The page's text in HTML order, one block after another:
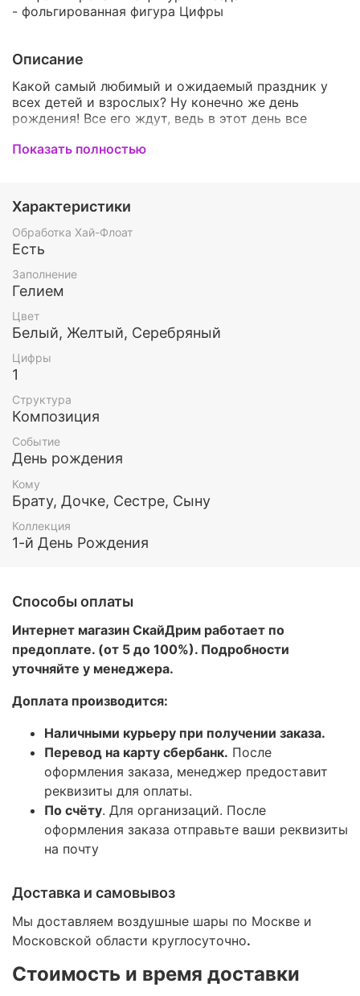
- фольгированная фигура Цифры
Описание
Какой самый любимый и ожидаемый праздник у
всех детей и взрослых? Ну конечно же день
рождения! Все его ждут, ведь в этот день все
подарков и вкусные угощения.... Что может быть
И дети и взрослые любят воздушные шары, ведь
они яркие, красивые и дарят положительные
эмоции! А у нас шарики можно подобрать на
любой вкус, чтобы они радовали всех вокруг! Мы
понравятся абсолютно всем: и детям, и взрослым!
Шары идеально украсят любой праздник и оставят
о нем только приятные воспоминания!
Все шары наполнены гелием.
Эти и любые другие воздушные шары Вы можете
заказать у нас. Так же у нас есть доставка по
Москве и МО.
Показать полностью
Характеристики
Обработка Хай-Флоат
Есть
Заполнение
Гелием
Цвет
Белый, Желтый, Серебряный
Цифры
1
Структура
Композиция
Событие
День рождения
Кому
Брату, Дочке, Сестре, Сыну
Коллекция
1-й День Рождения
Способы оплаты
Интернет магазин СкайДрим работает по
предоплате. (от 5 до 100%). Подробности
уточняйте у менеджера.
Доплата производится:
Наличными курьеру при получении заказа.
Перевод на карту сбербанк. После
оформления заказа, менеджер предоставит
реквизиты для оплаты.
По счёту. Для организаций. После
оформления заказа отправьте ваши реквизиты
на почту
Доставка и самовывоз
Мы доставляем воздушные шары по Москве и
Московской области круглосуточно.
Стоимость и время доставки